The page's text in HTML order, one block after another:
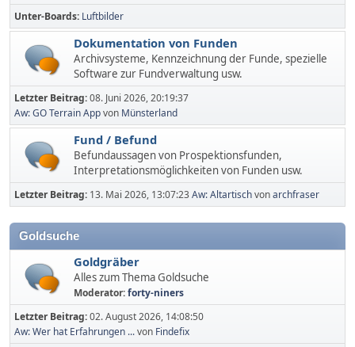
Unter-Boards Luftbilder
Dokumentation von Funden
Archivsysteme, Kennzeichnung der Funde, spezielle
Software zur Fundverwaltung usw.
Letzter Beitrag:08. Juni 2026, 20:19:37
Aw: GO Terrain Appvon Münsterland
Fund / Befund
Befundaussagen von Prospektionsfunden,
Interpretationsmöglichkeiten von Funden usw.
Letzter Beitrag: 13. Mai 2026, 13:07:23Aw: Altartischvonarchfraser
Goldsuche
Goldgräber
Alles zum Thema Goldsuche
Moderator:forty-niners
Letzter Beitrag:02. August 2026, 14:08:50
Aw: Wer hat Erfahrungen ...von Findefix